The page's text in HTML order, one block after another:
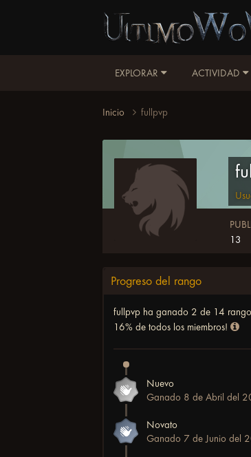
EXPLORAR ACTIVIDAD
Inicio fullpvp
13
Progreso del rango
fullpvp ha ganado 2 de 14
16% de todos los miembros!
Nuevo
Ganado 8 de Abril del
Novato
Ganado 7 de Junio del